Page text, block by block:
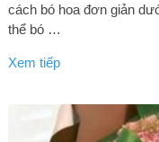
cách bó hoa đơn giản
thể bó …
Xem tiếp